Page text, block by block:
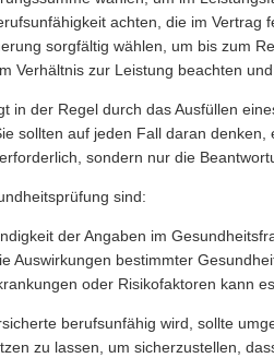
achten, die im Vertrag
sorgfältig wählen, um bis zum
Verhältnis zur Leistung beachten
in der Regel durch das Ausfüllen
sollten auf jeden Fall daran
sondern nur die
sind:
der Angaben im
Auswirkungen bestimmter
oder Risikofaktoren kann
berufsunfähig wird, sollte
zu lassen, um sicherzustellen,